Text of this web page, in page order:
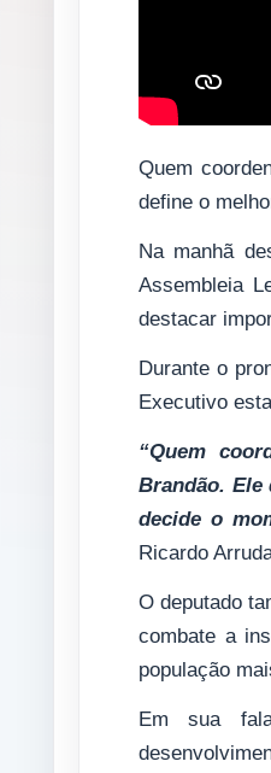
Quem
define o
Na manhã
Assembleia
destacar
Durante o
Executivo
“Quem
Brandão. Ele
decide o
Ricardo
O deputado
combate a
população
Em sua